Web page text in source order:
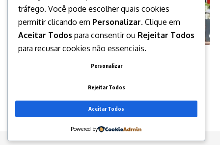
O queniano Sebastian Sawe fez história neste domingo (26) na
tráfego. Você pode escolher quais cookies
permitir clicando em Personalizar. Clique em
Aceitar Todos para consentir ou Rejeitar Todos
para recusar cookies não essenciais.
Personalizar
Rejeitar Todos
Aceitar Todos
Powered by